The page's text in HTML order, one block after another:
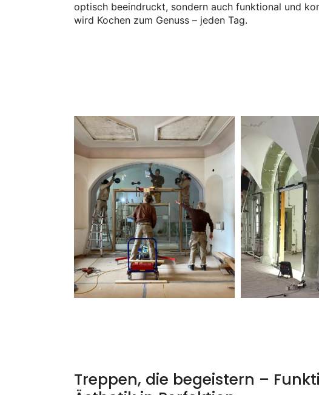
optisch beeindruckt, sondern auch funktional und
wird Kochen zum Genuss – jeden Tag.
Treppen, die begeistern –